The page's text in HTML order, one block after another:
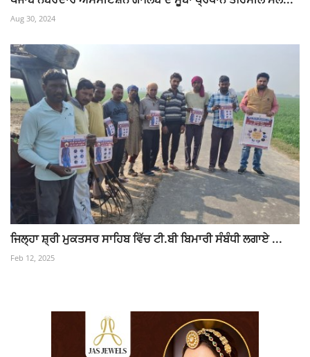
Aug 30, 2024
ਜਿਲ੍ਹਾ ਸ਼੍ਰੀ ਮੁਕਤਸਰ ਸਾਹਿਬ ਵਿੱਚ ਟੀ.ਬੀ ਬਿਮਾਰੀ ਸੰਬੰਧੀ ਲਗਾਏ ...
Feb 12, 2025